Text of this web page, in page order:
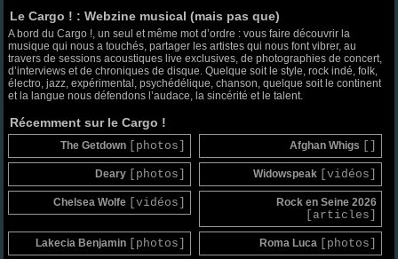
Le Cargo ! : Webzine musical (mais pas que)
A bord du Cargo !, un seul et même mot d’ordre : vous faire découvrir la
musique qui nous a touchés, partager les artistes qui nous font vibrer, au
travers de sessions acoustiques live exclusives, de photographies de concert,
d’interviews et de chroniques de disque. Quelque soit le style, rock indé, folk,
électro, jazz, expérimental, psychédélique, chanson, quelque soit le continent
et la langue nous défendons l’audace, la sincérité et le talent.
Récemment sur le Cargo !
The Getdown [photos] Afghan Whigs
Deary [photos] Widowspeak [vidéos]
Chelsea Wolfe [vidéos] Rock en Seine 2026
[articles]
Lakecia Benjamin [photos] Roma Luca [photos]